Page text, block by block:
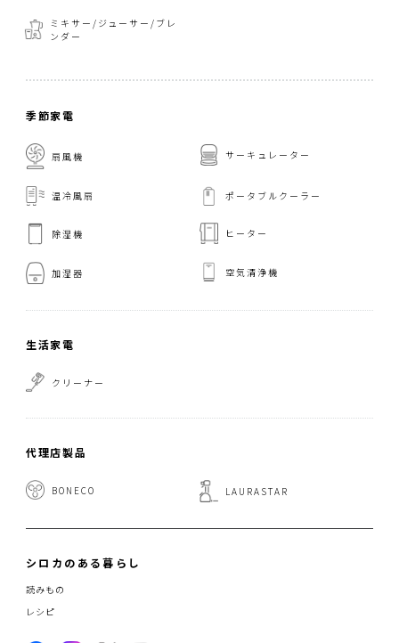
ミキサー/ジューサー/ ブレ
ンダー
季節家電
扇風機 サーキュレーター
温冷風扇 ポータブルクーラー
除湿機 ヒーター
加湿器 空気清浄機
生活家電
クリーナー
代理店製品
BONECO LAURASTAR
シロカのある暮らし
読みもの
レシピ